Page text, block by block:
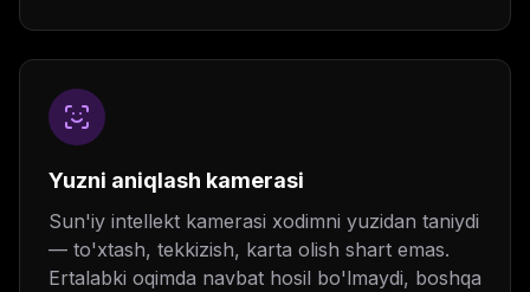
Yuzni aniqlash kamerasi
Sun'iy intellekt kamerasi xodimni yuzidan taniydi
— to'xtash, tekkizish, karta olish shart emas.
Ertalabki oqimda navbat hosil bo'lmaydi, boshqa